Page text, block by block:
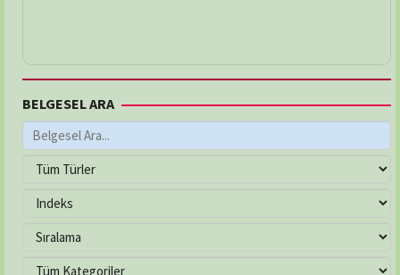
BELGESEL ARA